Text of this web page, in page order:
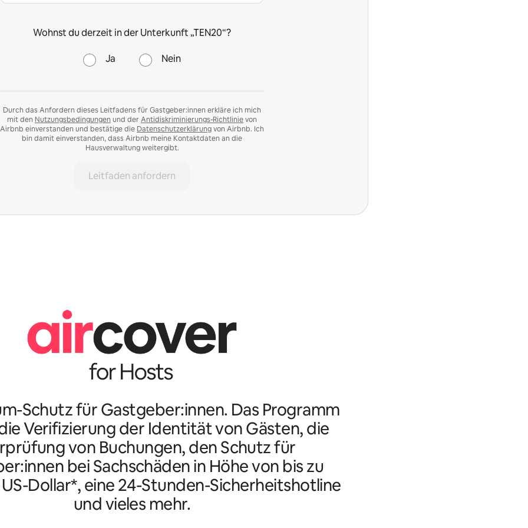
Wohnst du derzeit in der Unterkunft „TEN20“?
Ja Nein
Durch das Anfordern dieses Leitfadens für Gastgeber:innen erkläre ich mich
mit den Nutzungsbedingungen und der Antidiskriminierungs-Richtlinievon
Airbnb einverstanden und bestätige die Datenschutzerklärungvon Airbnb. Ich
bin damit einverstanden, dass Airbnb meine Kontaktdaten an die
Hausverwaltung weitergibt.
Leitfaden anfordern
Schutz für Gastgeber:innen. Das Programm
Verifizierung der Identität von Gästen, die
von Buchungen, den Schutz für
bei Sachschäden in Höhe von bis zu
Dollar*, eine 24-Stunden-Sicherheitshotline
und vieles mehr.